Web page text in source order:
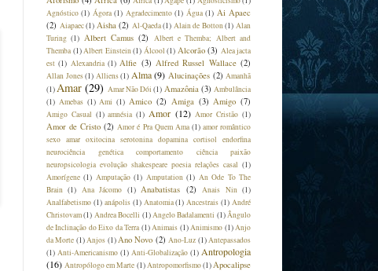
Agnóstico (1) Ágora (1) Agradecimento (1) Água (1) Ai Apaec
(2) Aiapaec(1) Aisha (2) Al-Qaeda(1) Alain de Botton(1) Alan
Turing (1) Albert Camus (2)
Albert e Themba; Albert and
Themba (1)Albert Einstein(1) Álcool (1) Alcorão (3) Alea jacta
est (1) Alexandria (1) Alfie (3) Alfred Russel Wallace (2)
Allan Jones(1) Alliens(1) Alma (9) Alucinações (2) Amanhã
(1)Amar (29) Amar Não Dói (1) Amazônia (3) Ambulância
(1) Amebas (1) Ami (1) Amico (2) Amiga (3) Amigo (7)
Amigo Casual (1) amnésia (1) Amor (12) Amor Cristão (1)
Amor de Cristo (2) Amor é Pra Quem Ama (1) amor romântico
sexo amar oxitocina serotonina dopamina cortisol endorfina
neurociência genética comportamento ciência paixão
neuropsicologia evolução shakespeare poesia relações casal (1)
Amorígene (1) Amputação (1) Amputation (1) An Ode To The
Brain (1) Ana Jácomo (1) Anabatistas (2) Anais Nin (1)
Analfabetismo (1) anápolis (1) Anatomia (1) Ancestrais (1) André
Christovam(1) Andrea Bocelli (1)Angelo Badalamenti (1)Ângulo
de Inclinação do Eixo da Terra (1)Animais (1)Animismo (1)Anjo
da Morte (1)Anjos (1)Ano Novo (2) Ano-Luz (1)Antepassados
(1) Anti-Americanismo (1) Anti-Globalização (1) Antropologia
(16) Antropólogo em Marte (1)Antropomorfismo(1)Apocalipse